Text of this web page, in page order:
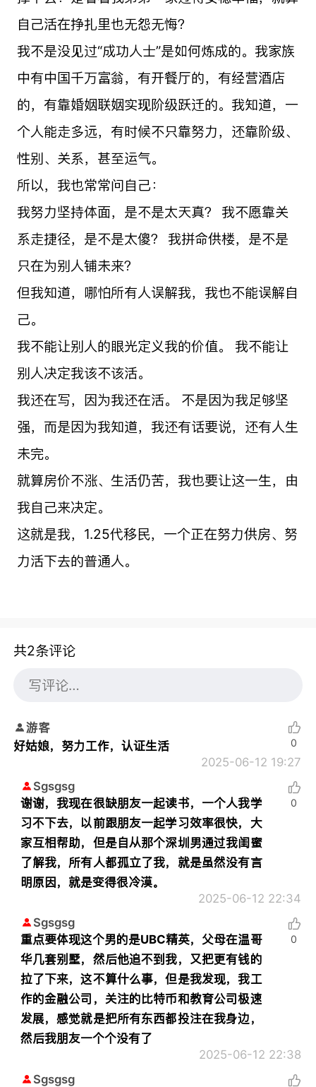
自己活在挣扎里也无怨无悔？
我不是没见过“成功人士”是如何炼成的。我家族
中有中国千万富翁，有开餐厅的，有经营酒店
的，有靠婚姻联姻实现阶级跃迁的。我知道，一
个人能走多远，有时候不只靠努力，还靠阶级、
性别、关系，甚至运气。
所以，我也常常问自己：
我努力坚持体面，是不是太天真？ 我不愿靠关
系走捷径，是不是太傻？ 我拼命供楼，是不是
只在为别人铺未来？
但我知道，哪怕所有人误解我，我也不能误解自
己。
我不能让别人的眼光定义我的价值。 我不能让
别人决定我该不该活。
我还在写，因为我还在活。 不是因为我足够坚
强，而是因为我知道，我还有话要说，还有人生
未完。
就算房价不涨、生活仍苦，我也要让这一生，由
我自己来决定。
这就是我，1.25代移民，一个正在努力供房、努
力活下去的普通人。
共2条评论
游客
好姑娘，努力工作，认证生活
2025-06-12 19:27
0
Sgsgsg
谢谢，我现在很缺朋友一起读书，一个人我学
习不下去，以前跟朋友一起学习效率很快，大
家互相帮助，但是自从那个深圳男通过我闺蜜
了解我，所有人都孤立了我，就是虽然没有言
明原因，就是变得很冷漠。
2025-06-12 22:34
0
Sgsgsg
重点要体现这个男的是UBC精英，父母在温哥
华几套别墅，然后他追不到我，又把更有钱的
拉了下来，这不算什么事，但是我发现，我工
作的金融公司，关注的比特币和教育公司极速
发展，感觉就是把所有东西都投注在我身边，
然后我朋友一个个没有了
2025-06-12 22:38
0
Sgsgsg